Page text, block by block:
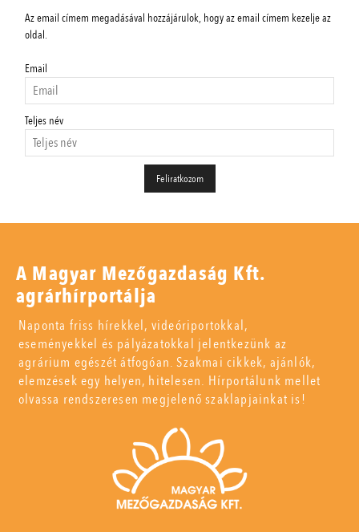
Az email címem megadásával hozzájárulok, hogy az email címem kezelje az
oldal.
Email
Teljes név
A Magyar Mezőgazdaság Kft.
agrárhírportálja
Naponta friss hírekkel, videóriportokkal,
eseményekkel és pályázatokkal jelentkezünk az
agrárium egészét átfogóan. Szakmai cikkek, ajánlók,
elemzések egy helyen, hitelesen. Hírportálunk mellet
olvassa rendszeresen megjelenő szaklapjainkat is!